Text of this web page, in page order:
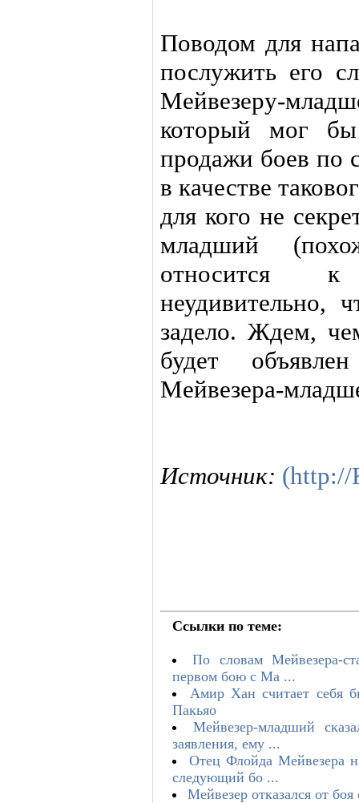
Поводом для
послужить его
Мейвезеру-
который мог
продажи боев по
в качестве
для кого не
младший
относится
неудивительно,
задело. Ждем,
будет
Мейвезера-
Источник: (http://
Ссылки по теме:
По словам Мейвезера-
первом бою с Ма ...
Амир Хан считает себя
Пакьяо
Мейвезер-младший
заявления, ему ...
Отец Флойда Мейвезера
следующий бо ...
Мейвезер отказался от